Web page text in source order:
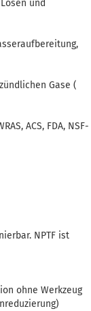
und
Gase (
ACS, FDA, NSF-
NPTF ist
ohne Werkzeug